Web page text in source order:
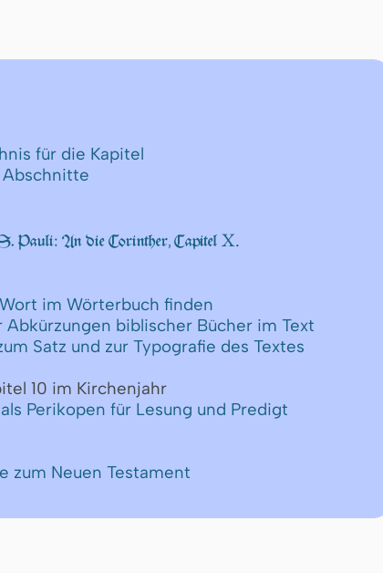
für die Kapitel
Abschnitte
Pauli: An die Corinther, Capitel X.
im Wörterbuch finden
Abkürzungen biblischer Bücher im Text
Satz und zur Typografie des Textes
10 im Kirchenjahr
Perikopen für Lesung und Predigt
zum Neuen Testament